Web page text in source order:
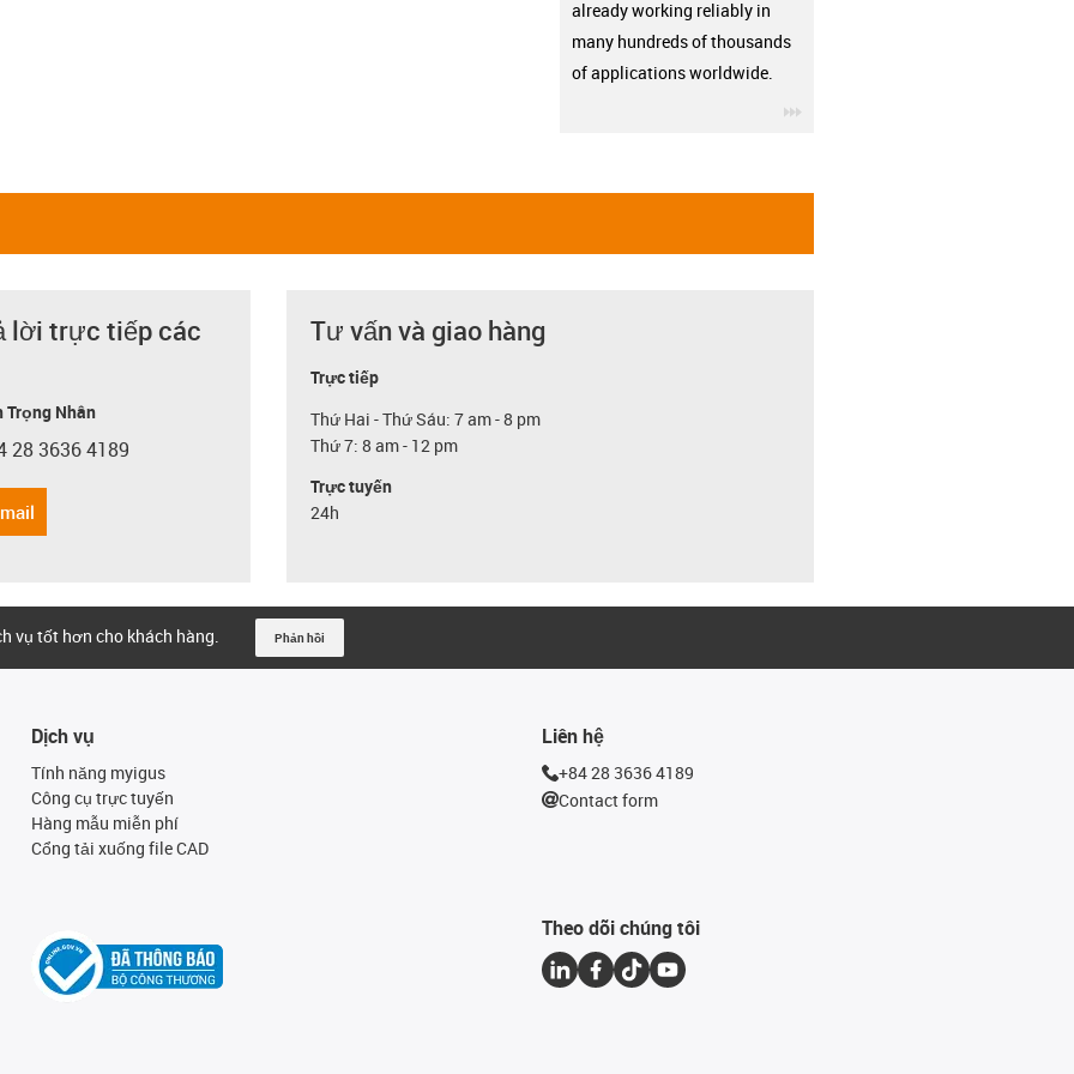
already working reliably in
many hundreds of thousands
of applications worldwide.
lời trực tiếp các
Trọng Nhân
phone
28 3636 4189
Tư vấn và giao hàng
Trực tiếp
Thứ Hai - Thứ Sáu: 7 am - 8 pm
Thứ 7: 8 am - 12 pm
Trực tuyến
24h
vụ tốt hơn cho khách hàng. Phản hồi
Dịch vụ
Tính năng myigus
Công cụ trực tuyến
Hàng mẫu miễn phí
Cổng tải xuống file CAD
Liên hệ
+84 28 3636 4189
Contact form
Theo dõi chúng tôi